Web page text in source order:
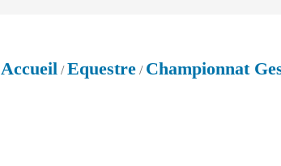
Accueil /Equestre / Championnat